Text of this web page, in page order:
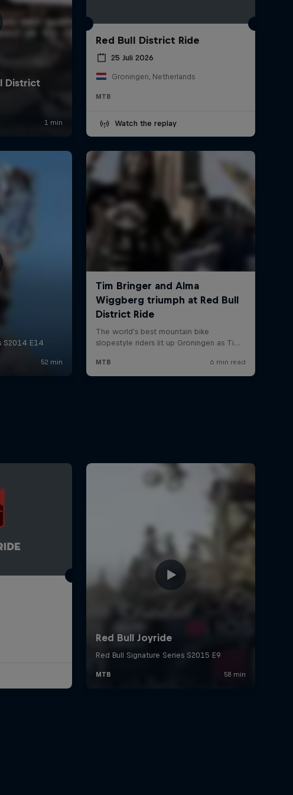
Red Bull District Ride
25 Juli 2026
Groningen, Netherlands
MTB
Watch the replay